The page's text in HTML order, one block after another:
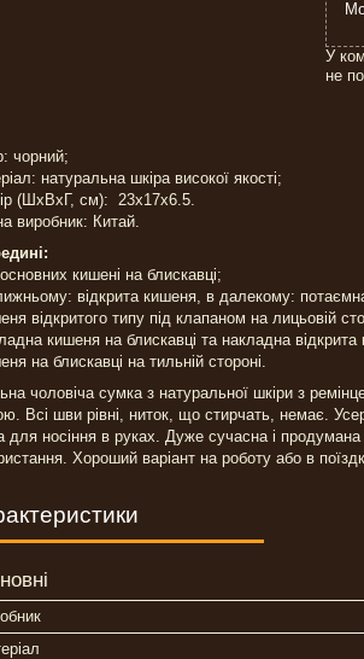
У
не
чорний;
натуральна шкіра високої якості;
(ШхВхГ, см): 23х17х6.5.
виробник: Китай.
кишені на блискавці;
відкрита кишеня, в далекому:
відкритого типу під клапаном на лицьовій
кишеня на блискавці та накладна
на блискавці на тильній стороні.
чоловіча сумка з натуральної шкіри з
Всі шви рівні, ниток, що стирчать, немає.
для носіння в руках. Дуже сучасна і
Хороший варіант на роботу або в